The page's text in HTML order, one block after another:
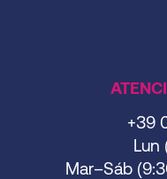
+39
Lun
Mar–Sáb